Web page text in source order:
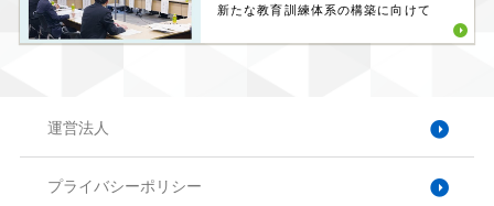
新たな教育訓練体系の構築に向けて
運営法人
プライバシーポリシー